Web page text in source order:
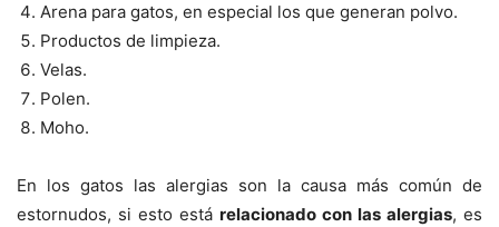
Arena para gatos, en especial los que generan polvo.
Productos de limpieza.
Velas.
Polen.
Moho.
En los gatos las alergias son la causa más común de
estornudos, si esto está relacionado con las alergias, es